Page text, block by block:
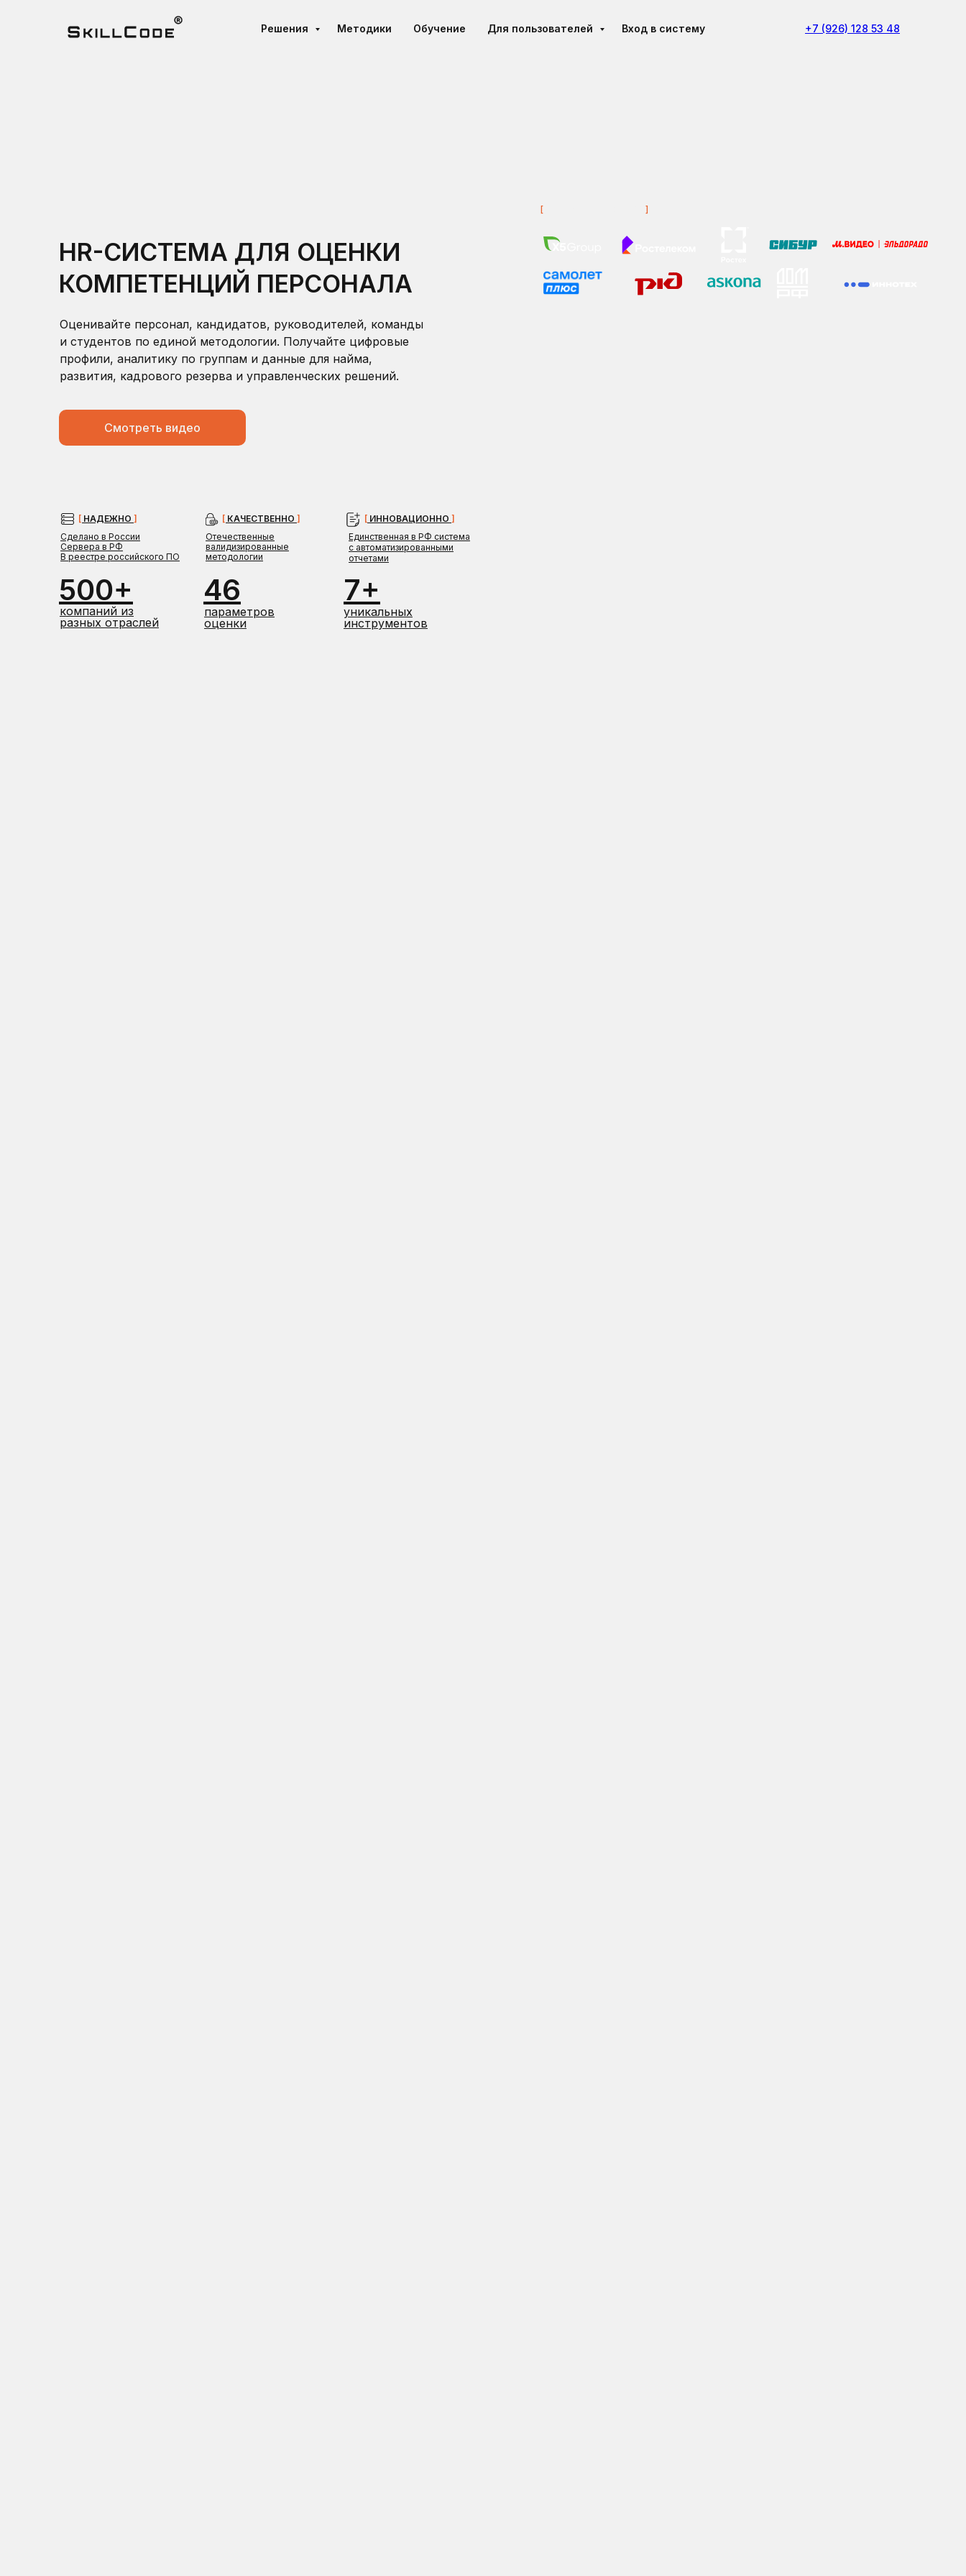
Решения Методики Обучение Для пользователей Вход в систему +7 (926) 128 53 48
[ КАЧЕСТВЕННО ]
Отечественные
валидизированные
методологии
HR-СИСТЕМА ДЛЯ ОЦЕНКИ
КОМПЕТЕНЦИЙ ПЕРСОНАЛА
[ ИННОВАЦИОННО ]
Единственная в РФ система
с автоматизированными
отчетами
[ НАДЕЖНО ]
Сделано в России
Сервера в РФ
В реестре российского ПО
Смотреть видео
46
параметров
оценки
500+
компаний из
разных отраслей
7+
уникальных
инструментов
[ ]
Оценивайте персонал, кандидатов, руководителей, команды
и студентов по единой методологии. Получайте цифровые
профили, аналитику по группам и данные для найма,
развития, кадрового резерва и управленческих решений.